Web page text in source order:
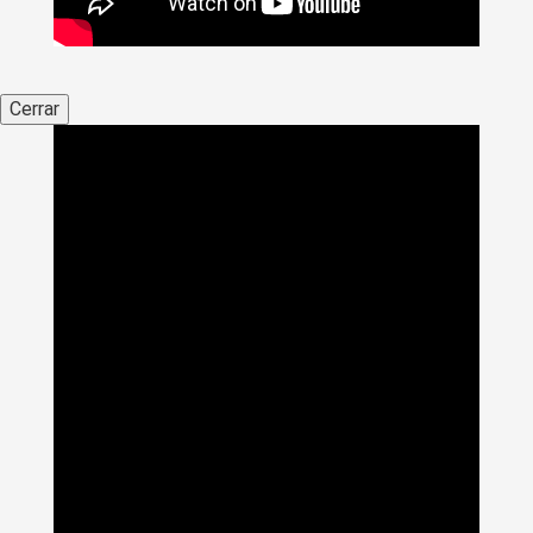
Cerrar